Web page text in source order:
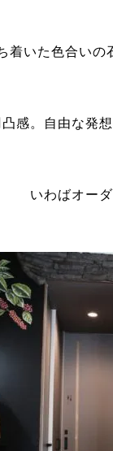
着いた色合いの
凸感。自由な発
いわばオー